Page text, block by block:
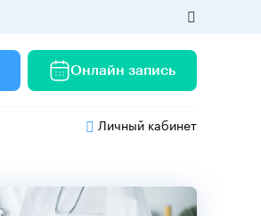
Онлайн запись
Личный кабинет